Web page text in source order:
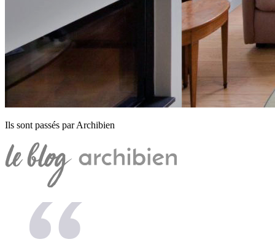
Ils sont passés par Archibien